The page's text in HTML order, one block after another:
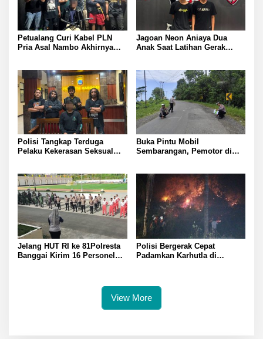
Petualang Curi Kabel PLN
Pria Asal Nambo Akhirnya
Jagoan Neon Aniaya Dua
Anak Saat Latihan Gerak
Polisi Tangkap Terduga
Pelaku Kekerasan Seksual
Buka Pintu Mobil
Sembarangan, Pemotor di
Jelang HUT RI ke 81Polresta
Banggai Kirim 16 Personel
Polisi Bergerak Cepat
Padamkan Karhutla di
View More